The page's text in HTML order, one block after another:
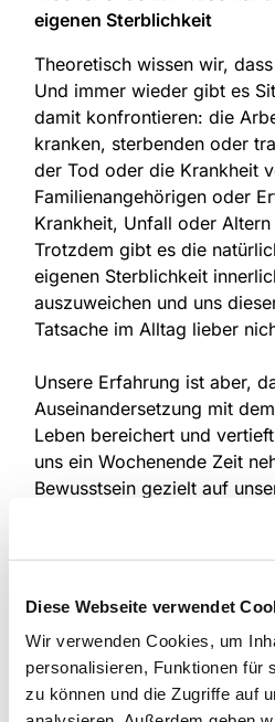
Diese Webseite verwendet
Wir verwenden Cookies, um
personalisieren, Funktionen für
zu können und die Zugriffe auf
eigenen Sterblichkeit
Theoretisch wissen wir,
Und immer wieder gibt es
damit konfrontieren: die
kranken, sterbenden oder
der Tod oder die Krankheit
Familienangehörigen oder
Krankheit, Unfall oder
Trotzdem gibt es die
eigenen Sterblichkeit
auszuweichen und uns
Tatsache im Alltag lieber
Unsere Erfahrung ist aber,
Auseinandersetzung mit
Leben bereichert und
uns ein Wochenende Zeit
Bewusstsein gezielt auf
Dazu werden wir in einer
Vertrauens in
zu erfahren, wie wertvoll es
Gestaltungselemente sind
Gesänge und kreative